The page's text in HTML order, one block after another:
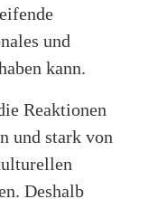
und
kann.
Reaktionen
und stark von
Deshalb